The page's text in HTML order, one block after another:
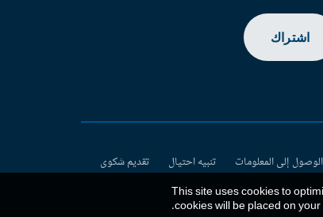
اشتراك
الوصول إلى المعلومات تنبيه احتيال
تقديم شكوى
This site uses cookies to
cookies will be placed on
.